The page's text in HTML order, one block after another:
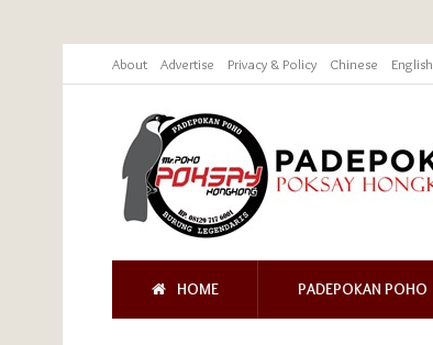
About Advertise Privacy & Policy Chinese English
HOME PADEPOKAN POHO